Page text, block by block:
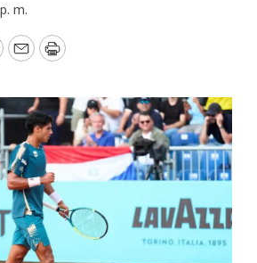
m.
EmailPrint